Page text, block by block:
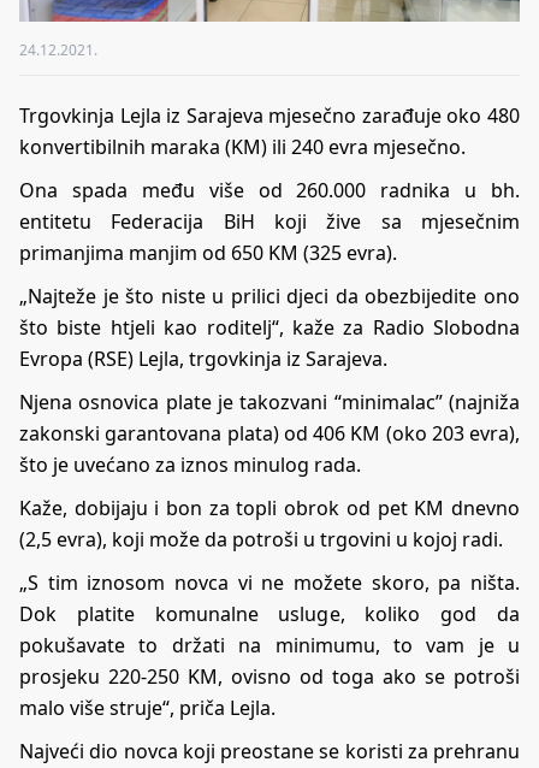
24.12.2021.
Trgovkinja Lejla iz Sarajeva mjesečno zarađuje oko 480
konvertibilnih maraka (KM) ili 240 evra mjesečno.
Ona spada među više od 260.000 radnika u bh.
entitetu Federacija BiH koji žive sa mjesečnim
primanjima manjim od 650 KM (325 evra).
„Najteže je što niste u prilici djeci da obezbijedite ono
što biste htjeli kao roditelj“, kaže za Radio Slobodna
Evropa (RSE) Lejla, trgovkinja iz Sarajeva.
Njena osnovica plate je takozvani “minimalac” (najniža
zakonski garantovana plata) od 406 KM (oko 203 evra),
što je uvećano za iznos minulog rada.
Kaže, dobijaju i bon za topli obrok od pet KM dnevno
(2,5 evra), koji može da potroši u trgovini u kojoj radi.
„S tim iznosom novca vi ne možete skoro, pa ništa.
Dok platite komunalne usluge, koliko god da
pokušavate to držati na minimumu, to vam je u
prosjeku 220-250 KM, ovisno od toga ako se potroši
malo više struje“, priča Lejla.
Najveći dio novca koji preostane se koristi za prehranu